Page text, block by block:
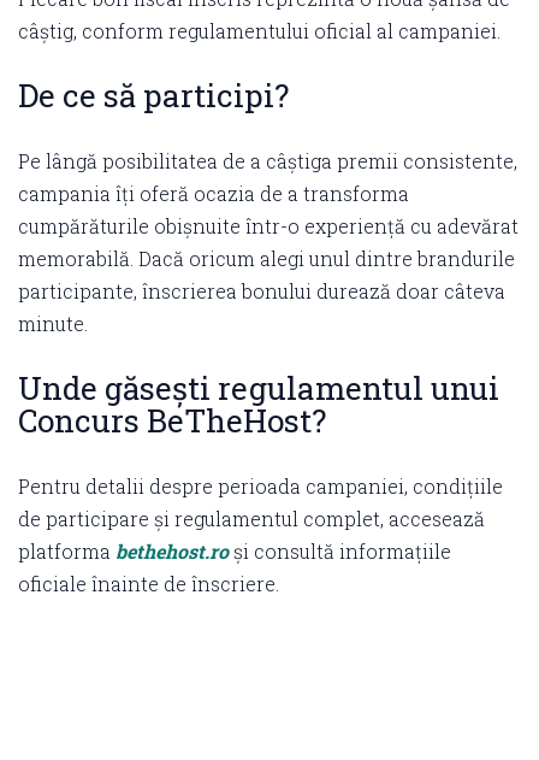
câștig, conform regulamentului oficial al campaniei.
De ce să participi?
Pe lângă posibilitatea de a câștiga premii consistente,
campania îți oferă ocazia de a transforma
cumpărăturile obișnuite într-o experiență cu adevărat
memorabilă. Dacă oricum alegi unul dintre brandurile
participante, înscrierea bonului durează doar câteva
minute.
Unde găsești regulamentul unui
Concurs BeTheHost?
Pentru detalii despre perioada campaniei, condițiile
de participare și regulamentul complet, accesează
platforma bethehost.roși consultă informațiile
oficiale înainte de înscriere.